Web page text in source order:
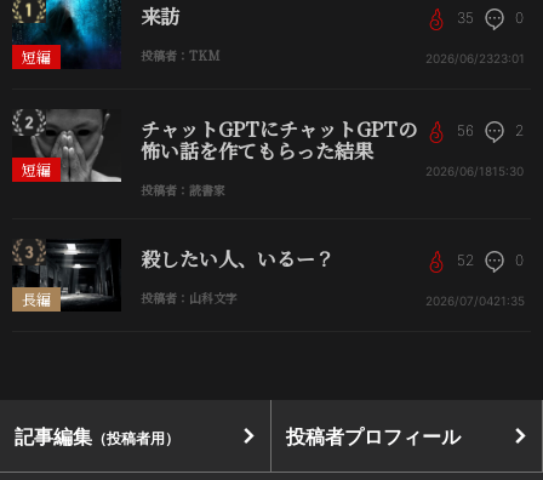
短編
来訪
投稿者：TKM
35 0
2026/06/2323:01
短編
チャットGPTにチャットGPTの
怖い話を作てもらった結果
投稿者：読書家
56 2
2026/06/1815:30
長編
殺したい人、いるー？
投稿者：山科文字
52 0
2026/07/0421:35
記事編集 （投稿者用） 投稿者プロフィール